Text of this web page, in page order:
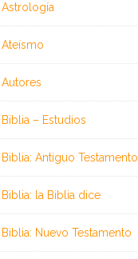
Astrología
Ateísmo
Autores
Biblia – Estudios
Biblia: Antiguo Testamento
Biblia: la Biblia dice
Biblia: Nuevo Testamento